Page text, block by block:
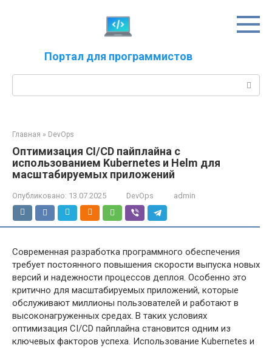
Портал для программистов
Главная » DevOps
Оптимизация CI/CD пайплайна с
использованием Kubernetes и Helm для
масштабируемых приложений
Опубликовано: 13.07.2025 DevOps admin
Современная разработка программного обеспечения
требует постоянного повышения скорости выпуска новых
версий и надежности процессов деплоя. Особенно это
критично для масштабируемых приложений, которые
обслуживают миллионы пользователей и работают в
высоконагруженных средах. В таких условиях
оптимизация CI/CD пайплайна становится одним из
ключевых факторов успеха. Использование Kubernetes и